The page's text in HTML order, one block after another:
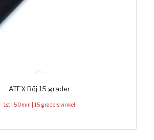
ATEX Böj 15 grader
1st | 50mm | 15 graders vinkel